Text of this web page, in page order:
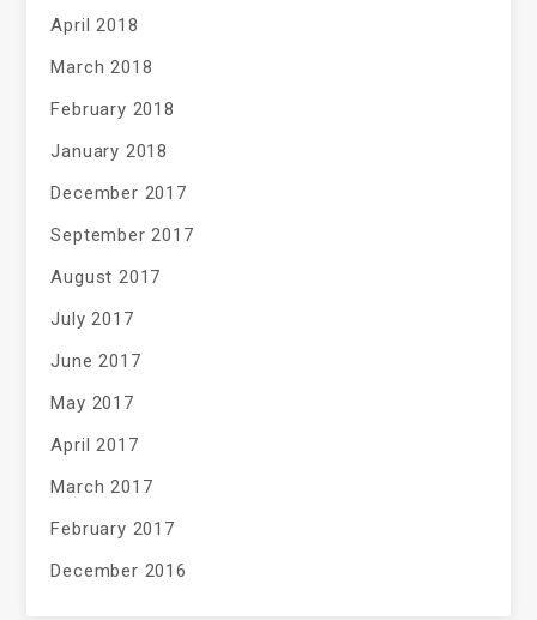
April 2018
March 2018
February 2018
January 2018
December 2017
September 2017
August 2017
July 2017
June 2017
May 2017
April 2017
March 2017
February 2017
December 2016